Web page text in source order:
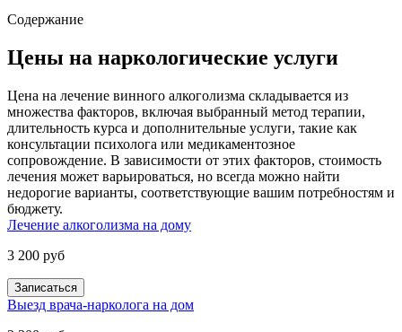
Содержание
Цены на наркологические услуги
Цена на лечение винного алкоголизма складывается из
множества факторов, включая выбранный метод терапии,
длительность курса и дополнительные услуги, такие как
консультации психолога или медикаментозное
сопровождение. В зависимости от этих факторов, стоимость
лечения может варьироваться, но всегда можно найти
недорогие варианты, соответствующие вашим потребностям и
бюджету.
Лечение алкоголизма на дому
3 200 руб
Записаться
Выезд врача-нарколога на дом